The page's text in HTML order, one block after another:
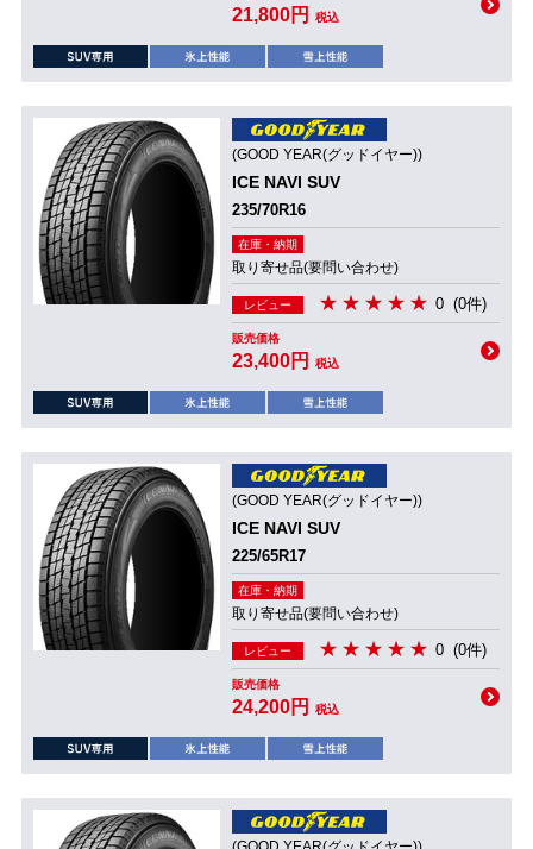
21,800円 税込
(GOOD YEAR(グッドイヤー))
ICE NAVI SUV
235/70R16
在庫・納期
取り寄せ品(要問い合わせ)
レビュー 0 (0件)
販売価格
23,400円 税込
(GOOD YEAR(グッドイヤー))
ICE NAVI SUV
225/65R17
在庫・納期
取り寄せ品(要問い合わせ)
レビュー 0 (0件)
販売価格
24,200円 税込